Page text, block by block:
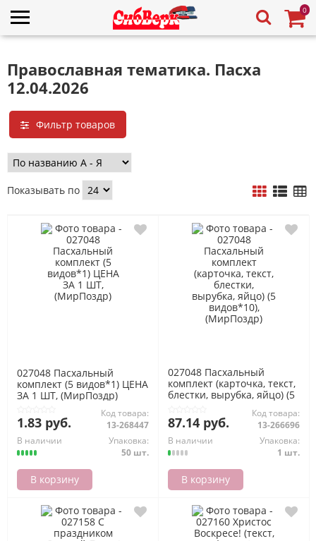
0
Православная тематика. Пасха
12.04.2026
Фильтр товаров
Показывать по
027048 Пасхальный
комплект (5 видов*1) ЦЕНА
ЗА 1 ШТ, (МирПоздр)
1.83 руб.
Код товара:
13-268447
В наличии
Упаковка:
50 шт.
В корзину
027048 Пасхальный
комплект (карточка, текст,
блестки, вырубка, яйцо) (5
87.14 руб.
Код товара:
13-266696
В наличии
Упаковка:
1 шт.
В корзину